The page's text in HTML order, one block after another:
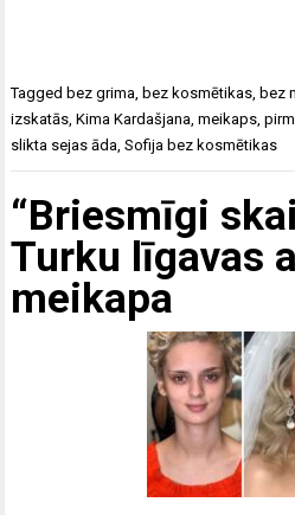
Tagged bez grima, bez kosmētikas, bez
izskatās,Kima Kardašjana,meikaps,
slikta sejas āda,Sofija bez kosmētikas
“Briesmīgi
Turku līgavas
meikapa